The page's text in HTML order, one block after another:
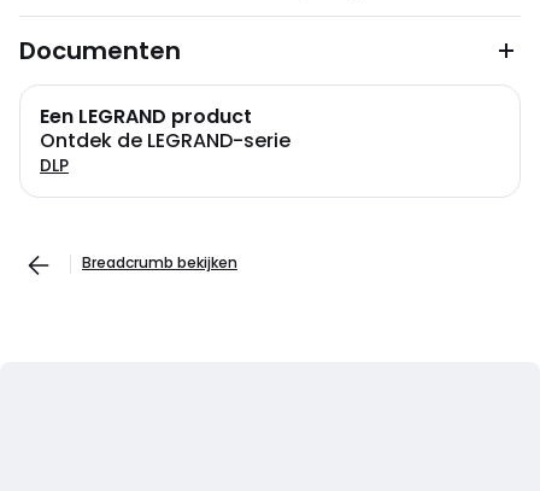
Documenten
Een LEGRAND product
Ontdek de LEGRAND-serie
DLP
Breadcrumb bekijken